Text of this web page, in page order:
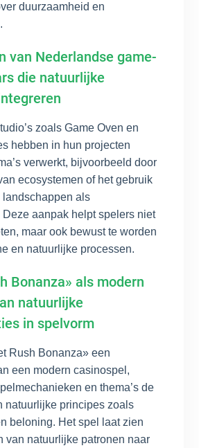
duurzaamheid en
van Nederlandse game-
die natuurlijke
zoals Game Oven en
hebben in hun projecten
verwerkt, bijvoorbeeld door
ecosystemen of het gebruik
als
aanpak helpt spelers niet
maar ook bewust te worden
en natuurlijke processen.
Bonanza» als modern
natuurlijke
in spelvorm
Rush Bonanza» een
een modern casinospel,
en thema’s de
natuurlijke principes zoals
beloning. Het spel laat zien
van natuurlijke patronen naar